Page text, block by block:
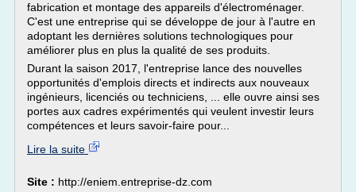
fabrication et montage des appareils d'électroménager.
C'est une entreprise qui se développe de jour à l'autre en
adoptant les dernières solutions technologiques pour
améliorer plus en plus la qualité de ses produits.
Durant la saison 2017, l'entreprise lance des nouvelles
opportunités d'emplois directs et indirects aux nouveaux
ingénieurs, licenciés ou techniciens, ... elle ouvre ainsi ses
portes aux cadres expérimentés qui veulent investir leurs
compétences et leurs savoir-faire pour...
Lire la suite
Site : http://eniem.entreprise-dz.com